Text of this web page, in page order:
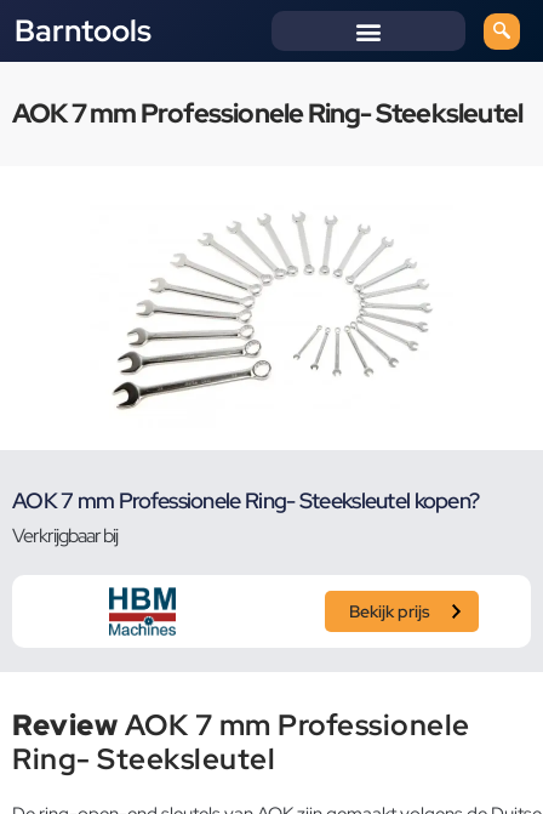
Barntools
AOK 7 mm Professionele Ring- Steeksleutel
AOK 7 mm Professionele Ring- Steeksleutel kopen?
Verkrijgbaar bij
Bekijk prijs
ReviewAOK 7 mm Professionele
Ring- Steeksleutel